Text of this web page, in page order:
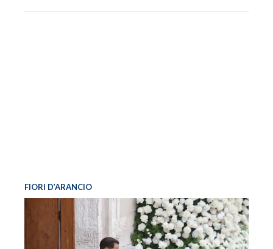
FIORI D’ARANCIO